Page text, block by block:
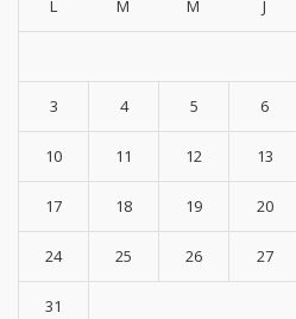
L M M J
3 4 5 6
10 11 12 13
17 18 19 20
24 25 26 27
31